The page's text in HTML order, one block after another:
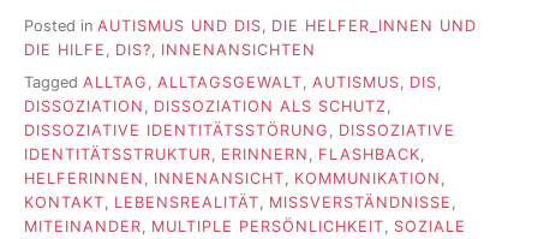
Posted in AUTISMUS UND DIS, DIE HELFER_INNEN UND
DIE HILFE , DIS?, INNENANSICHTEN
Tagged ALLTAG ALLTAGSGEWALT AUTISMUS DIS
DISSOZIATION
DISSOZIATION ALS SCHUTZ
DISSOZIATIVE IDENTITÄTSSTÖRUNG
DISSOZIATIVE
IDENTITÄTSSTRUKTUR
ERINNERN FLASHBACK
HELFERINNEN
INNENANSICHT KOMMUNIKATION
KONTAKT
LEBENSREALITÄT MISSVERSTÄNDNISSE
MITEINANDER
MULTIPLE PERSÖNLICHKEIT
SOZIALE